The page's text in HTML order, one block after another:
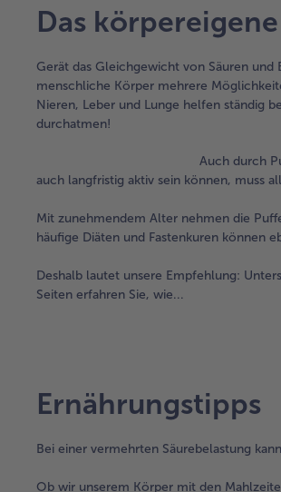
Das
Gerät das Gleichgewicht von Säuren
menschliche Körper mehrere
Nieren, Leber und Lunge helfen ständig
durchatmen!
Auch durch
auch langfristig aktiv sein können, muss
Mit zunehmendem Alter nehmen die
häufige Diäten und Fastenkuren können
Deshalb lautet unsere Empfehlung:
Seiten erfahren Sie, wie...
Ernährungstipps
Bei einer vermehrten Säurebelastung
Ob wir unserem Körper mit den